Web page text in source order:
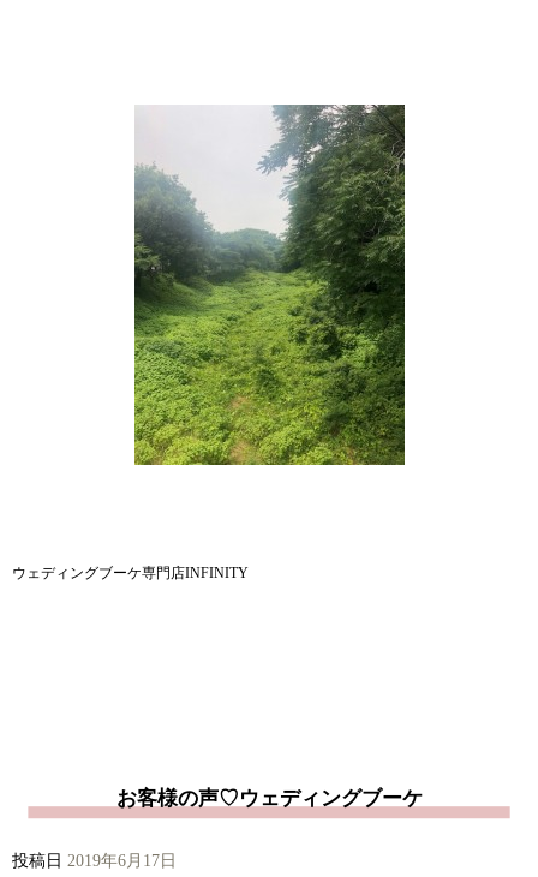
ウェディングブーケ専門店INFINITY
お客様の声♡ウェディングブーケ
投稿日 2019年6月17日